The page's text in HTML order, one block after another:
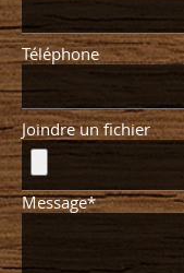
Téléphone
Joindre un fichier
Message*